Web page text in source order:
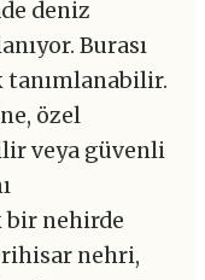
deniz
Burası
özel
veya güvenli
nehirde
nehri,